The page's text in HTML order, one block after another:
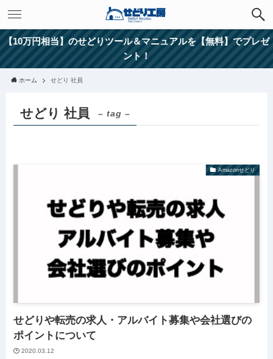
【10万円相当】のせどりツール＆マニュアルを【無料】でプレゼ
ント！
ホーム せどり 社員
せどり 社員 – tag –
Amazonせどり
せどりや転売の求人・アルバイト募集や会社選びの
ポイントについて
2020.03.12